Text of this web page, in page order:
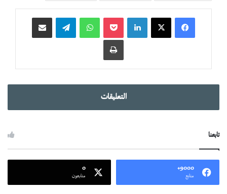
واتساب
التعليقات
تابعنا
9000+
متابع
0
متابعون